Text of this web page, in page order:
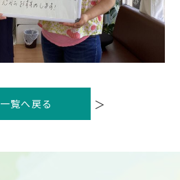
＞
一覧へ戻る